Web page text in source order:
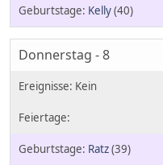
Kelly(40)
Donnerstag - 8
Ratz(39)